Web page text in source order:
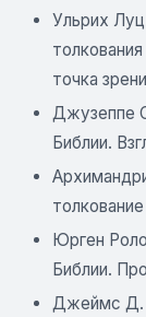
Ульрих
точка
Джузеппе
Библии.
Юрген
Библии.
Джеймс Д.